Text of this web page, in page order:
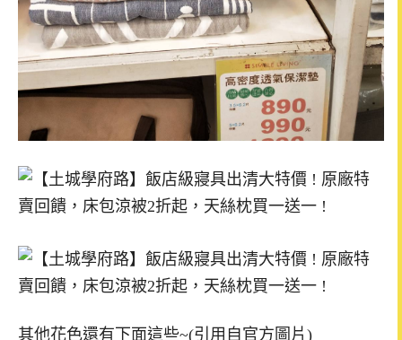
其他花色還有下面這些~(引用自官方圖片)